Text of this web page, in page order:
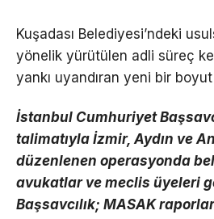
Kuşadası Belediyesi’ndeki
yönelik yürütülen adli süreç
yankı uyandıran yeni bir boyut
İstanbul Cumhuriyet
talimatıyla İzmir, Aydın ve
düzenlenen operasyonda
avukatlar ve meclis üyeleri
Başsavcılık; MASAK